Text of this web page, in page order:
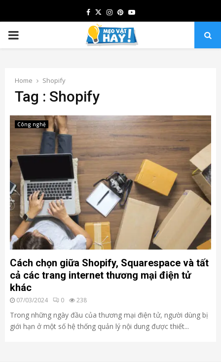
Facebook
TwitterInstagram
Pinterest
Youtube
PRIMARY
Home Shopify
Tag : Shopify
Công nghệ
Cách chọn giữa Shopify, Squarespace và tất
cả các trang internet thương mại điện tử
khác
07/03/2024 0 238
Trong những ngày đầu của thương mại điện tử, người dùng bị
giới hạn ở một số hệ thống quản lý nội dung được thiết...